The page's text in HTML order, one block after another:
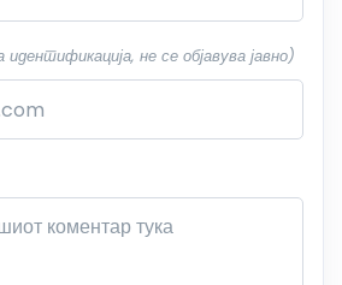
не се објавува јавно)